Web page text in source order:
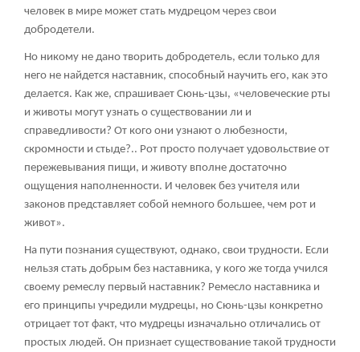
человек в мире может стать мудрецом через свои
добродетели.
Но никому не дано творить добродетель, если только для
него не найдется наставник, способный научить его, как это
делается. Как же, спрашивает Сюнь-цзы, «человеческие рты
и животы могут узнать о существовании ли и
справедливости? От кого они узнают о любезности,
скромности и стыде?.. Рот просто получает удовольствие от
пережевывания пищи, и животу вполне достаточно
ощущения наполненности. И человек без учителя или
законов представляет собой немного большее, чем рот и
живот».
На пути познания существуют, однако, свои трудности. Если
нельзя стать добрым без наставника, у кого же тогда учился
своему ремеслу первый наставник? Ремесло наставника и
его принципы учредили мудрецы, но Сюнь-цзы конкретно
отрицает тот факт, что мудрецы изначально отличались от
простых людей. Он признает существование такой трудности